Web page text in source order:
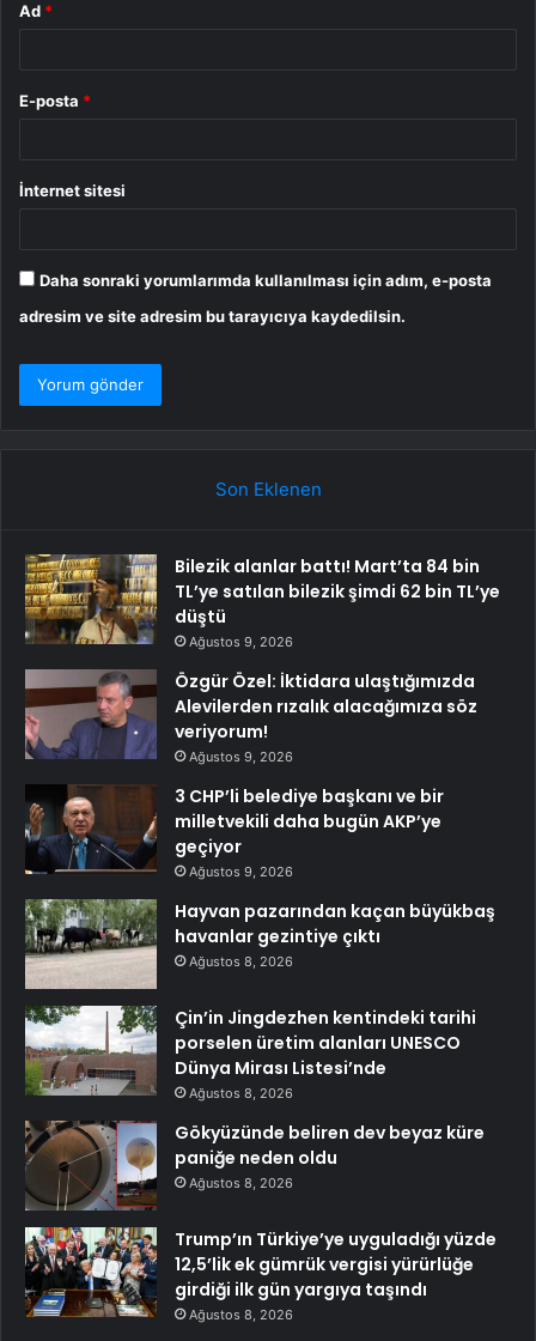
Ad *
E-posta *
İnternet sitesi
Daha sonraki yorumlarımda kullanılması için adım, e-posta
adresim ve site adresim bu tarayıcıya kaydedilsin.
Son Eklenen
Bilezik alanlar battı! Mart’ta 84 bin
TL’ye satılan bilezik şimdi 62 bin TL’ye
düştü
Ağustos 9, 2026
Özgür Özel: İktidara ulaştığımızda
Alevilerden rızalık alacağımıza söz
veriyorum!
Ağustos 9, 2026
3 CHP’li belediye başkanı ve bir
milletvekili daha bugün AKP’ye
geçiyor
Ağustos 9, 2026
Hayvan pazarından kaçan büyükbaş
havanlar gezintiye çıktı
Ağustos 8, 2026
Çin’in Jingdezhen kentindeki tarihi
porselen üretim alanları UNESCO
Dünya Mirası Listesi’nde
Ağustos 8, 2026
Gökyüzünde beliren dev beyaz küre
paniğe neden oldu
Ağustos 8, 2026
Trump’ın Türkiye’ye uyguladığı yüzde
12,5’lik ek gümrük vergisi yürürlüğe
girdiği ilk gün yargıya taşındı
Ağustos 8, 2026